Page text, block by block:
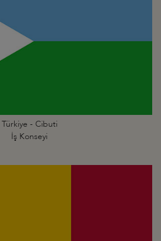
Türkiye - Cibuti
İş Konseyi